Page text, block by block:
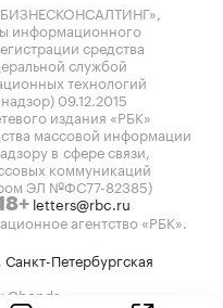
информационного
средства
службой
технологий
09.12.2015
издания «РБК»
массовой информации
в сфере связи,
коммуникаций
ЭЛ №ФС77-82385)
letters@rbc.ru
агентство «РБК».
, Санкт-Петербургская
Cbonds.